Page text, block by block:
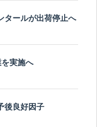
タールが出荷停止へ
実施へ
後良好因子